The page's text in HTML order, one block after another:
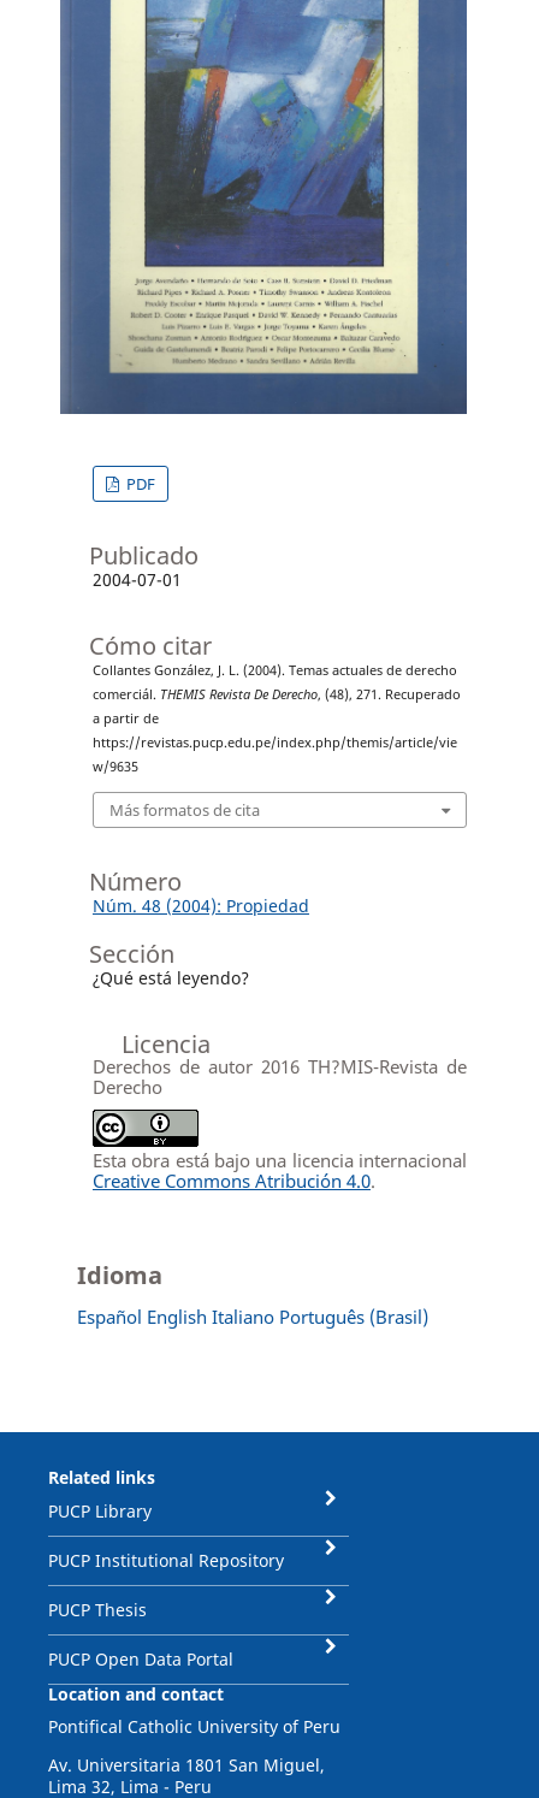
PDF
Publicado
2004-07-01
Cómo citar
Collantes González, J. L. (2004). Temas actuales de derecho
comerciál. THEMIS Revista De Derecho, (48), 271. Recuperado
a partir de
https://revistas.pucp.edu.pe/index.php/themis/article/vie
w/9635
Más formatos de cita
Número
Núm. 48 (2004): Propiedad
Sección
¿Qué está leyendo?
Licencia
Derechos de autor 2016 TH?MIS-Revista de
Derecho
Esta obra está bajo una licencia internacional
Creative Commons Atribución 4.0.
Idioma
Español English Italiano Português (Brasil)
Related links
PUCP Library
PUCP Institutional Repository
PUCP Thesis
PUCP Open Data Portal
Location and contact
Pontifical Catholic University of Peru
Av. Universitaria 1801 San Miguel,
Lima 32, Lima - Peru